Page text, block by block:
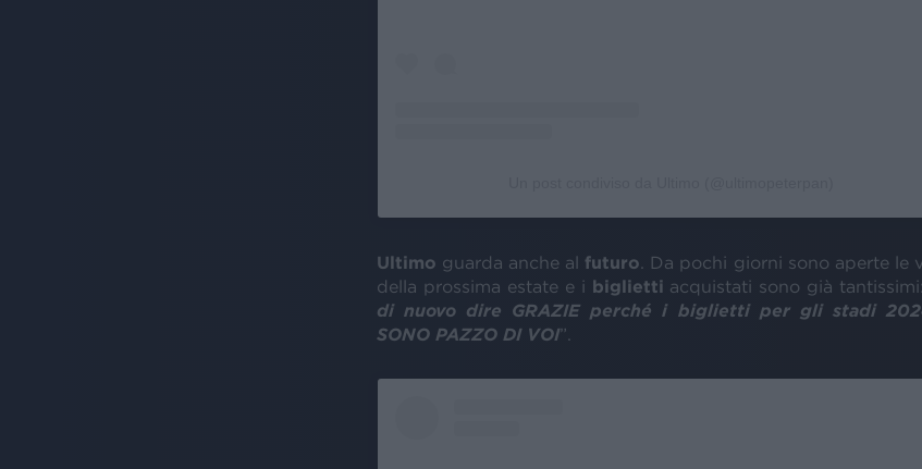
Ultimo guarda anche al futuro . Da pochi giorni sono aperte le
della prossima estate e i biglietti acquistati sono già
di nuovo dire GRAZIE perché i biglietti per gli stadi
SONO PAZZO DI VOI”.